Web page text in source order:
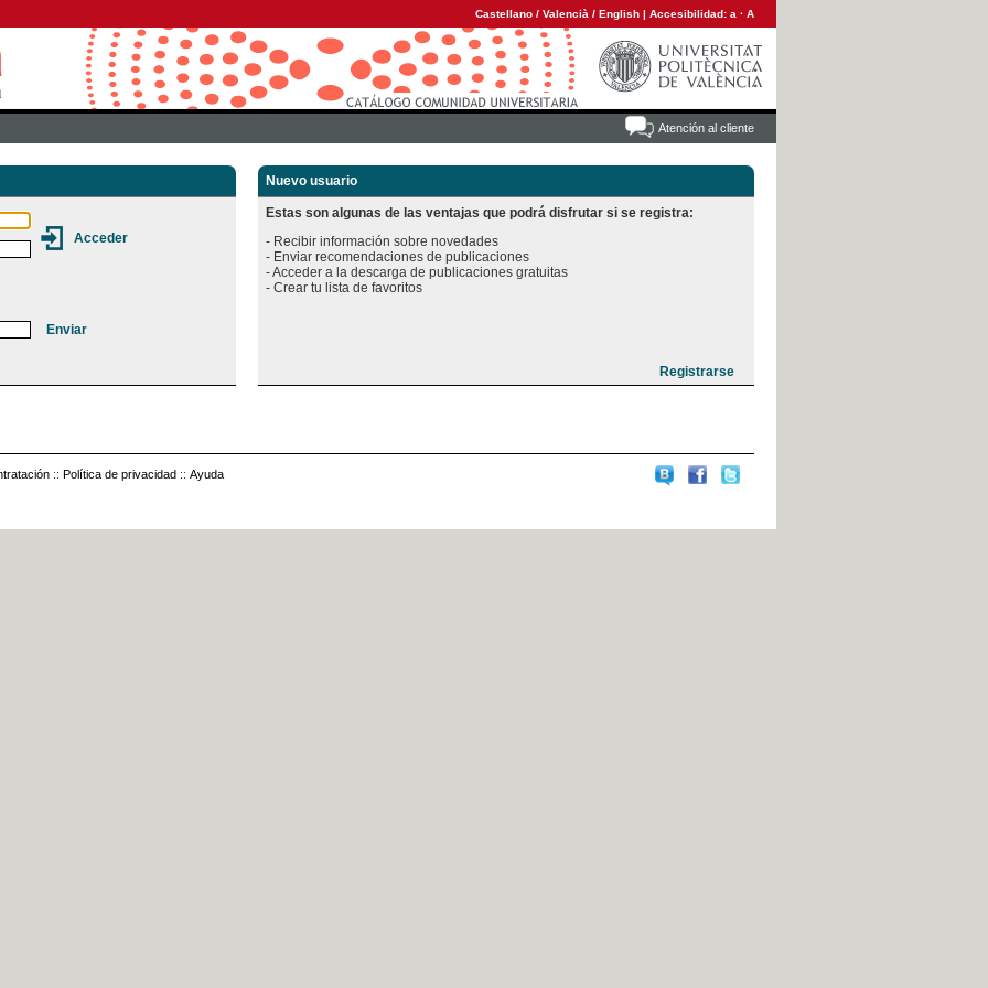
Castellano / Valencià / English | Accesibilidad: a · A
Atención al cliente
Nuevo usuario
Estas son algunas de las ventajas que podrá disfrutar si se registra:
- Recibir información sobre novedades
- Enviar recomendaciones de publicaciones
- Acceder a la descarga de publicaciones gratuitas
:: Política de privacidad :: Ayuda